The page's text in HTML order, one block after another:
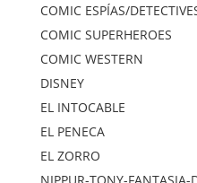
COMIC ESPÍAS/
COMIC SUPERHEROES
COMIC WESTERN
DISNEY
EL INTOCABLE
EL PENECA
EL ZORRO
NIPPUR-TONY-FANTASIA-